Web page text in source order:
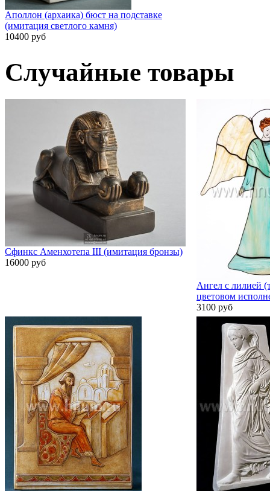
Аполлон (архаика) бюст на подставке
(имитация светлого камня)
10400 руб
Случайные товары
Сфинкс Аменхотепа III (имитация бронзы)
16000 руб
Ангел с лилией
цветовом
3100 руб